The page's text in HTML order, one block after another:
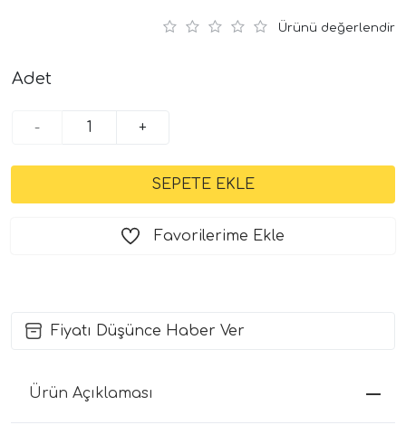
Ürünü değerlendir
Adet
- +
Favorilerime Ekle
Fiyatı Düşünce Haber Ver
Ürün Açıklaması